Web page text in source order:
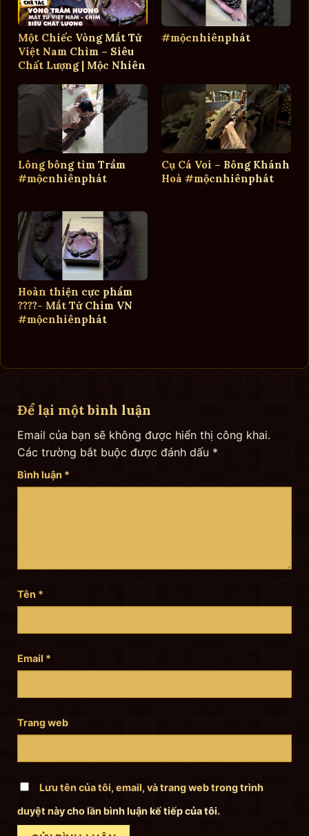
Một Chiếc Vòng Mắt Tử
Việt Nam Chìm – Siêu
Chất Lượng | Mộc Nhiên
#mộcnhiênphát
Lông bông tìm Trầm
#mộcnhiênphát
Cụ Cá Voi – Bông Khánh
Hoà #mộcnhiênphát
Hoàn thiện cực phẩm
????- Mắt Tử Chìm VN
#mộcnhiênphát
Để lại một bình luận
Email của bạn sẽ không được hiển thị công khai.
Các trường bắt buộc được đánh dấu *
Bình luận *
Tên *
Email *
Trang web
Lưu tên của tôi, email, và trang web trong trình
duyệt này cho lần bình luận kế tiếp của tôi.